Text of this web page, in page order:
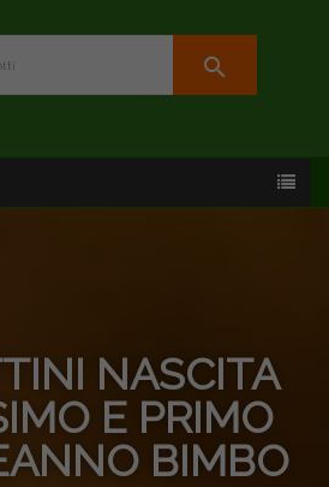
search
NASCITA
E PRIMO
BIMBO